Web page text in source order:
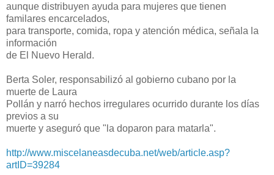
aunque distribuyen ayuda para mujeres que tienen
familares encarcelados,
para transporte, comida, ropa y atención médica, señala la
información
de El Nuevo Herald.
Berta Soler, responsabilizó al gobierno cubano por la
muerte de Laura
Pollán y narró hechos irregulares ocurrido durante los días
previos a su
muerte y aseguró que "la doparon para matarla".
http://www.miscelaneasdecuba.net/web/article.asp?
artID=39284